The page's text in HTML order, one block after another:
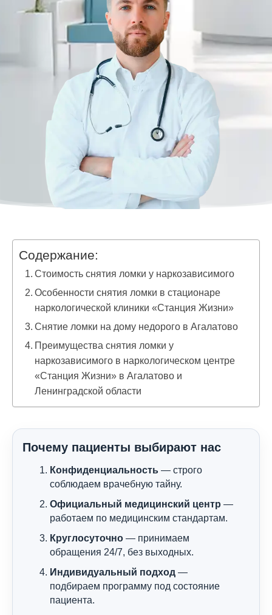
Содержание:
Стоимость снятия ломки у наркозависимого
Особенности снятия ломки в стационаре
наркологической клиники «Станция Жизни»
Снятие ломки на дому недорого в Агалатово
Преимущества снятия ломки у
наркозависимого в наркологическом центре
«Станция Жизни» в Агалатово и
Ленинградской области
Почему пациенты выбирают нас
Конфиденциальность — строго
соблюдаем врачебную тайну.
Официальный медицинский центр —
работаем по медицинским стандартам.
Круглосуточно — принимаем
обращения 24/7, без выходных.
Индивидуальный подход —
подбираем программу под состояние
пациента.